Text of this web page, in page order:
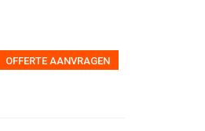
OFFERTE AANVRAGEN